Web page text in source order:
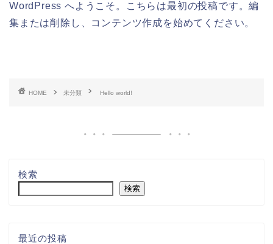
WordPress へようこそ。こちらは最初の投稿です。編
集または削除し、コンテンツ作成を始めてください。
HOME 未分類 Hello world!
検索
検索
最近の投稿